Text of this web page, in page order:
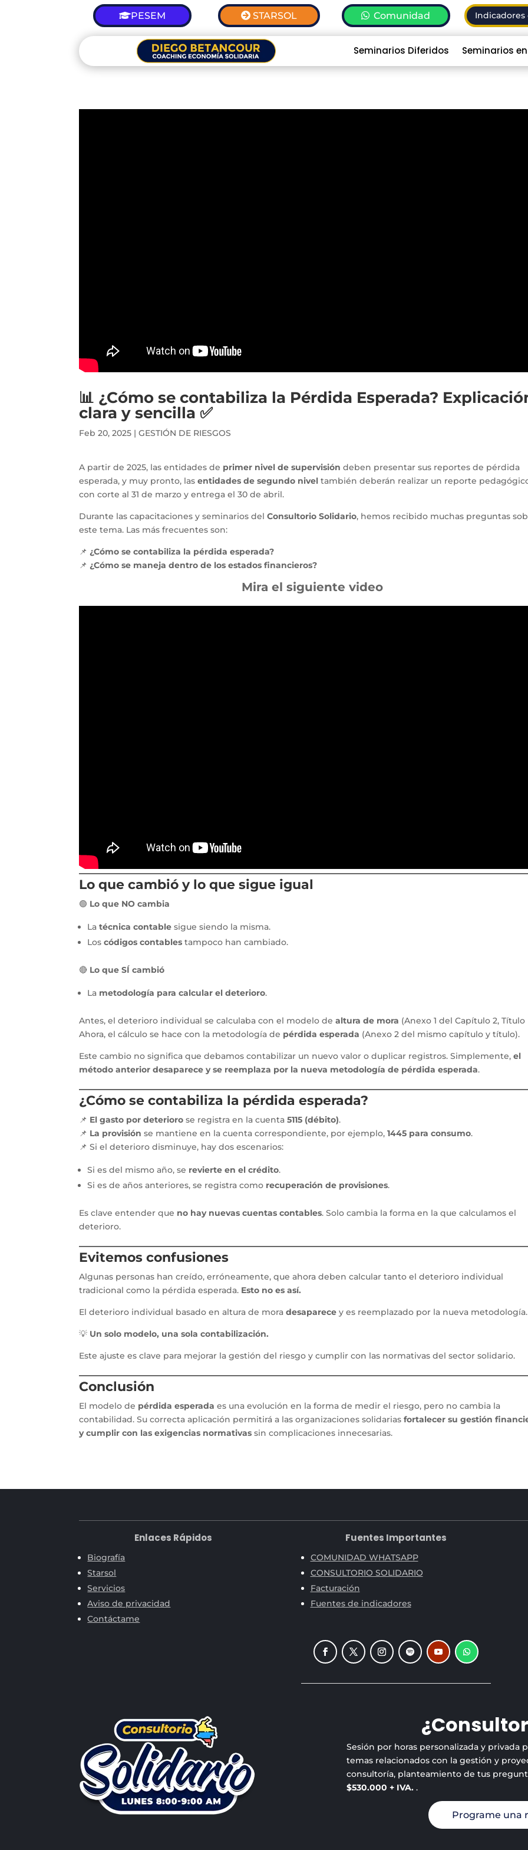
PESEM STARSOL Comunidad Indicadores
Seminarios Diferidos Seminarios
📊 ¿Cómo se contabiliza la Pérdida Esperada?
clara y sencilla ✅
Feb 20, 2025 |GESTIÓN DE RIESGOS
A partir de 2025, las entidades de primer nivel de supervisión deben presentar sus reportes de pérdida
esperada, y muy pronto, lasentidades de segundo nivel también deberán realizar un reporte
con corte al 31 de marzo y entrega el 30 de abril.
Durante las capacitaciones y seminarios delConsultorio Solidario, hemos recibido muchas preguntas
este tema. Las más frecuentes son:
📌¿Cómo se contabiliza la pérdida esperada?
📌¿Cómo se maneja dentro de los estados financieros?
Mira el siguiente video
Lo que cambió y lo que sigue igual
🟢 Lo que NO cambia
Latécnica contable sigue siendo la misma.
Loscódigos contables tampoco han cambiado.
🔴 Lo que SÍ cambió
La metodología para calcular el deterioro.
Antes, el deterioro individual se calculaba con el modelo dealtura de mora (Anexo 1 del Capítulo 2, Título
Ahora, el cálculo se hace con la metodología de pérdida esperada (Anexo 2 del mismo capítulo y título).
Este cambio no significa que debamos contabilizar un nuevo valor o duplicar registros. Simplemente,el
método anterior desaparece y se reemplaza por la nueva metodología de pérdida esperada.
¿Cómo se contabiliza la pérdida esperada?
📌 El gasto por deterioro se registra en la cuenta5115 (débito).
📌 La provisión se mantiene en la cuenta correspondiente, por ejemplo,1445 para consumo.
📌 Si el deterioro disminuye, hay dos escenarios:
Si es del mismo año, se revierte en el crédito.
Si es de años anteriores, se registra como recuperación de provisiones.
Es clave entender que no hay nuevas cuentas contables. Solo cambia la forma en la que calculamos el
deterioro.
Evitemos confusiones
Algunas personas han creído, erróneamente, que ahora deben calcular tanto el deterioro individual
tradicional como la pérdida esperada. Esto no es así.
El deterioro individual basado en altura de moradesaparece y es reemplazado por la nueva metodología.
💡 Un solo modelo, una sola contabilización.
Este ajuste es clave para mejorar la gestión del riesgo y cumplir con las normativas del sector solidario.
Conclusión
El modelo de pérdida esperada es una evolución en la forma de medir el riesgo, pero no cambia la
contabilidad. Su correcta aplicación permitirá a las organizaciones solidariasfortalecer su gestión
y cumplir con las exigencias normativas sin complicaciones innecesarias.
Enlaces Rápidos
Biografía
Starsol
Servicios
Aviso de privacidad
Contáctame
Fuentes Importantes
COMUNIDAD WHATSAPP
CONSULTORIO SOLIDARIO
Facturación
Fuentes de indicadores
Sesión por horas personalizada y privada
temas relacionados con la gestión y
consultoría, planteamiento de tus
$530.000 + IVA. .
Programe una